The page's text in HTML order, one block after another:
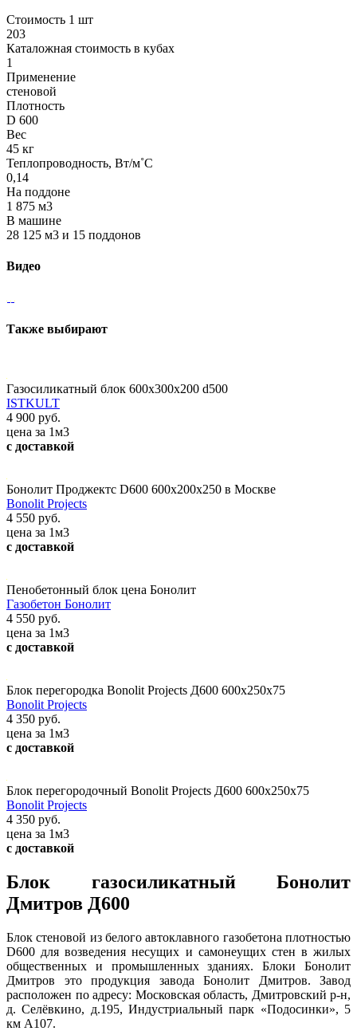
Стоимость 1 шт
203
Каталожная стоимость в кубах
1
Применение
стеновой
Плотность
D 600
Вес
45 кг
Теплопроводность, Вт/м˚С
0,14
На поддоне
1 875 м3
В машине
28 125 м3 и 15 поддонов
Видео
Также выбирают
Газосиликатный блок 600х300х200 d500
ISTKULT
4 900 руб.
цена за 1м3
с доставкой
Бонолит Проджектс D600 600х200х250 в Москве
Bonolit Projects
4 550 руб.
цена за 1м3
с доставкой
Пенобетонный блок цена Бонолит
Газобетон Бонолит
4 550 руб.
цена за 1м3
с доставкой
Блок перегородка Bonolit Projects Д600 600х250х75
Bonolit Projects
4 350 руб.
цена за 1м3
с доставкой
Блок перегородочный Bonolit Projects Д600 600х250х75
Bonolit Projects
4 350 руб.
цена за 1м3
с доставкой
Блок газосиликатный Бонолит
Дмитров Д600
Блок стеновой из белого автоклавного газобетона плотностью
D600 для возведения несущих и самонеущих стен в жилых
общественных и промышленных зданиях. Блоки Бонолит
Дмитров это продукция завода Бонолит Дмитров. Завод
расположен по адресу: Московская область, Дмитровский р-н,
д. Селёвкино, д.195, Индустриальный парк «Подосинки», 5
км А107.